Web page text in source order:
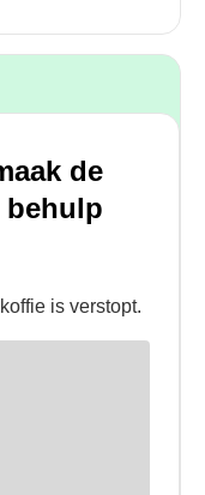
de
behulp
is verstopt.